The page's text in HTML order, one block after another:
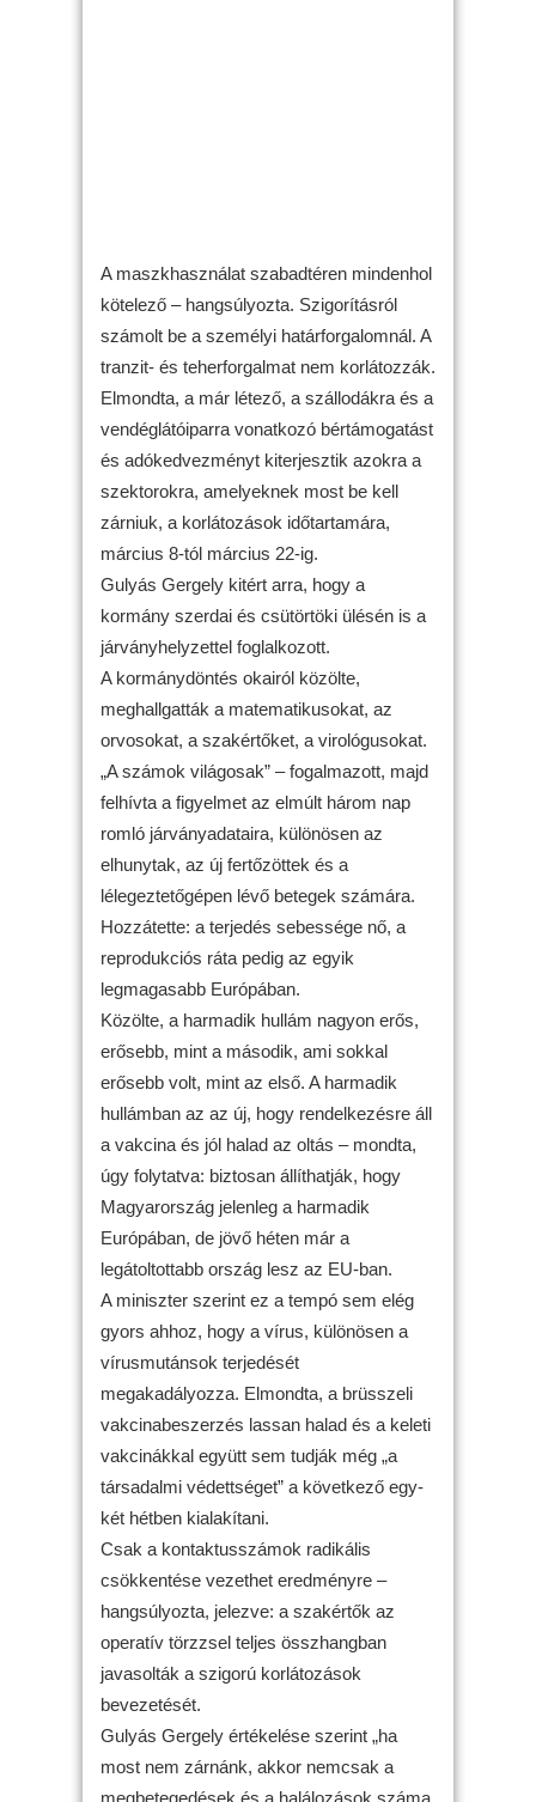
A maszkhasználat szabadtéren mindenhol
kötelező – hangsúlyozta. Szigorításról
számolt be a személyi határforgalomnál. A
tranzit- és teherforgalmat nem korlátozzák.
Elmondta, a már létező, a szállodákra és a
vendéglátóiparra vonatkozó bértámogatást
és adókedvezményt kiterjesztik azokra a
szektorokra, amelyeknek most be kell
zárniuk, a korlátozások időtartamára,
március 8-tól március 22-ig.
Gulyás Gergely kitért arra, hogy a
kormány szerdai és csütörtöki ülésén is a
járványhelyzettel foglalkozott.
A kormánydöntés okairól közölte,
meghallgatták a matematikusokat, az
orvosokat, a szakértőket, a virológusokat.
„A számok világosak” – fogalmazott, majd
felhívta a figyelmet az elmúlt három nap
romló járványadataira, különösen az
elhunytak, az új fertőzöttek és a
lélegeztetőgépen lévő betegek számára.
Hozzátette: a terjedés sebessége nő, a
reprodukciós ráta pedig az egyik
legmagasabb Európában.
Közölte, a harmadik hullám nagyon erős,
erősebb, mint a második, ami sokkal
erősebb volt, mint az első. A harmadik
hullámban az az új, hogy rendelkezésre áll
a vakcina és jól halad az oltás – mondta,
úgy folytatva: biztosan állíthatják, hogy
Magyarország jelenleg a harmadik
Európában, de jövő héten már a
legátoltottabb ország lesz az EU-ban.
A miniszter szerint ez a tempó sem elég
gyors ahhoz, hogy a vírus, különösen a
vírusmutánsok terjedését
megakadályozza. Elmondta, a brüsszeli
vakcinabeszerzés lassan halad és a keleti
vakcinákkal együtt sem tudják még „a
társadalmi védettséget” a következő egy-
két hétben kialakítani.
Csak a kontaktusszámok radikális
csökkentése vezethet eredményre –
hangsúlyozta, jelezve: a szakértők az
operatív törzzsel teljes összhangban
javasolták a szigorú korlátozások
bevezetését.
Gulyás Gergely értékelése szerint „ha
most nem zárnánk, akkor nemcsak a
megbetegedések és a halálozások száma